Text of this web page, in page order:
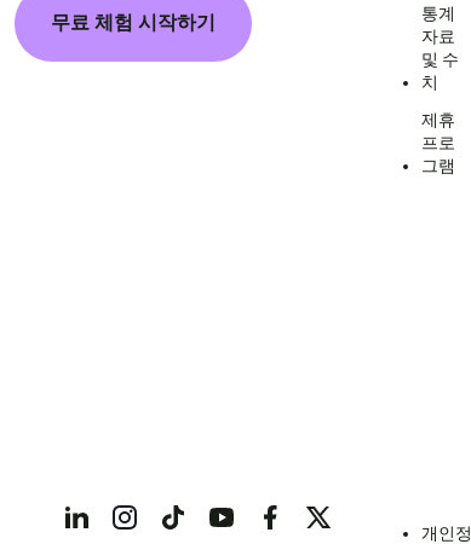
무료 체험 시작하기
통계
자료
및 수
치
제휴
프로
그램
개인정